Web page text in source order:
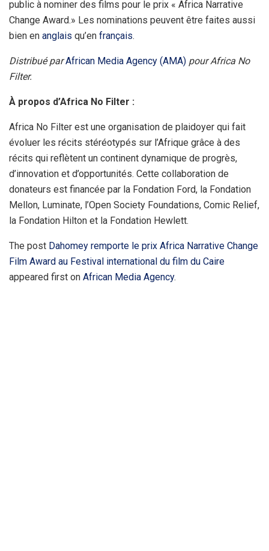
public à nominer des films pour le prix « Africa Narrative
Change Award.» Les nominations peuvent être faites aussi
bien en anglais qu’en français.
Distribué parAfrican Media Agency (AMA) pour Africa No
Filter.
À propos d’Africa No Filter :
Africa No Filter est une organisation de plaidoyer qui fait
évoluer les récits stéréotypés sur l’Afrique grâce à des
récits qui reflètent un continent dynamique de progrès,
d’innovation et d’opportunités. Cette collaboration de
donateurs est financée par la Fondation Ford, la Fondation
Mellon, Luminate, l’Open Society Foundations, Comic Relief,
la Fondation Hilton et la Fondation Hewlett.
The post Dahomey remporte le prix Africa Narrative Change
Film Award au Festival international du film du Caire
appeared first on African Media Agency.